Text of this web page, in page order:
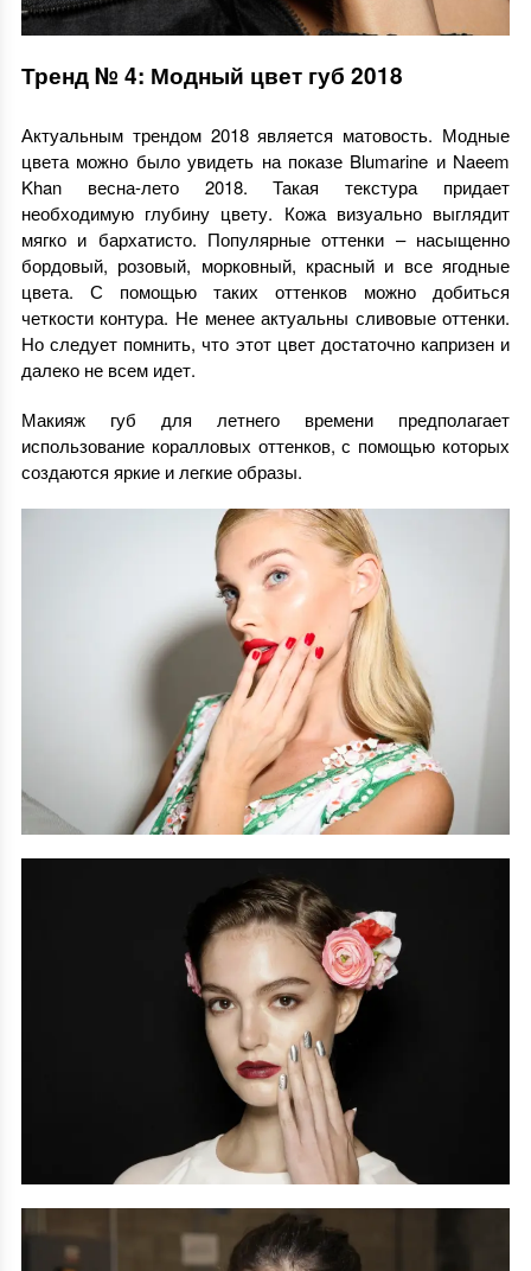
Тренд № 4: Модный цвет губ 2018
Актуальным трендом 2018 является матовость. Модные
цвета можно было увидеть на показе Blumarine и Naeem
Khan весна-лето 2018. Такая текстура придает
необходимую глубину цвету. Кожа визуально выглядит
мягко и бархатисто. Популярные оттенки – насыщенно
бордовый, розовый, морковный, красный и все ягодные
цвета. С помощью таких оттенков можно добиться
четкости контура. Не менее актуальны сливовые оттенки.
Но следует помнить, что этот цвет достаточно капризен и
далеко не всем идет.
Макияж губ для летнего времени предполагает
использование коралловых оттенков, с помощью которых
создаются яркие и легкие образы.